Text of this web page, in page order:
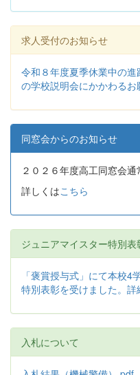
求人受付のお知らせ
令和８年度夏季休業中の
の学校説明会にかかわるお
同窓会からのお知らせ
２０２６年度高工同窓会通
詳しくはこちら
ジュニアマイスター特別表
「褒賞授与式」にて本校
特別表彰を受けました。詳
入札について